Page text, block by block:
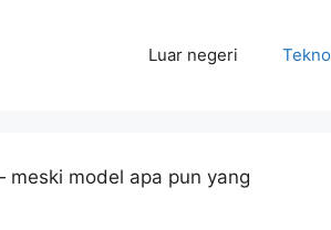
Luar negeri Tekno